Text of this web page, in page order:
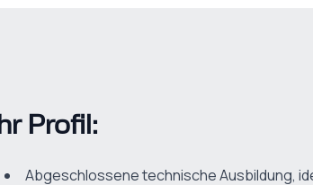
Ihr Profil:
Abgeschlossene technische Ausbildung,